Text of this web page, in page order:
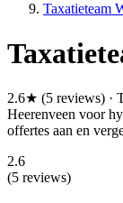
Taxatieteam
2.6★ (5 reviews) ·
Heerenveen voor
offertes aan en
2.6
(5 reviews)